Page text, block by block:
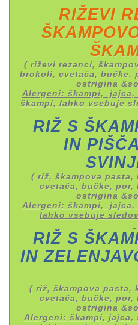
RIŽEVI
( riževi rezanci,
brokoli, cvetača, bučke,
ostrigina
Alergeni: škampi, jajca,
škampi, lahko vsebuje
RIŽ S
IN
( riž, škampova
cvetača, bučke,
ostrigina
Alergeni: škampi, jajca,
lahko vsebuje
RIŽ S
IN
( riž, škampova pasta,
cvetača, bučke,
ostrigina
Alergeni: škampi, jajca,